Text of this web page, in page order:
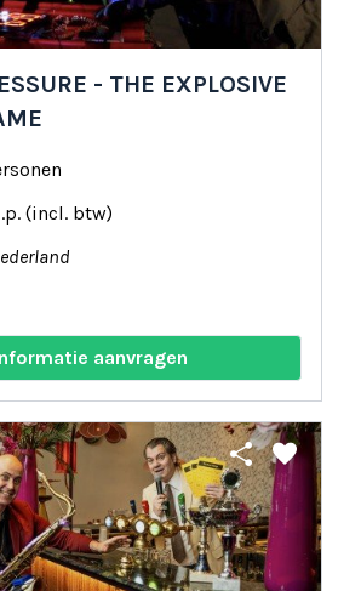
- THE EXPLOSIVE
(incl. btw)
aanvragen
share favorite